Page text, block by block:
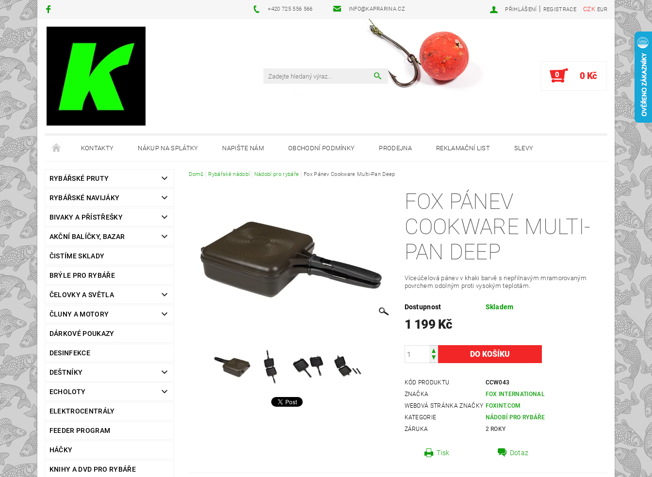
+420 725 556 566 INFO@KAPRARINA.CZ CZK EUR
PŘIHLÁŠENÍ | REGISTRACE
0 0 Kč
KONTAKTY NÁKUP NA SPLÁTKY NAPIŠTE NÁM OBCHODNÍ PODMÍNKY PRODEJNA REKLAMAČNÍ LIST SLEVY
RYBÁŘSKÉ PRUTY
RYBÁŘSKÉ NAVIJÁKY
BIVAKY A PŘÍSTŘEŠKY
AKČNÍ BALÍČKY, BAZAR
ČISTÍME SKLADY
BRÝLE PRO RYBÁŘE
ČELOVKY A SVĚTLA
ČLUNY A MOTORY
DÁRKOVÉ POUKAZY
DESINFEKCE
DEŠTNÍKY
ECHOLOTY
ELEKTROCENTRÁLY
FEEDER PROGRAM
HÁČKY
KNIHY A DVD PRO RYBÁŘE
Domů Rybářské nádobí Nádobí pro rybáře Fox Pánev Cookware Multi-Pan Deep
FOX PÁNEV
COOKWARE MULTI-
PAN DEEP
Víceúčelová pánev v khaki barvě s nepřilnavým mramorovaným
povrchem odolným proti vysokým teplotám.
Dostupnost Skladem
1 199 Kč
KÓD PRODUKTU
CCW043
ZNAČKA
FOX INTERNATIONAL
WEBOVÁ STRÁNKA ZNAČKY FOXINT.COM
KATEGORIE
NÁDOBÍ PRO RYBÁŘE
ZÁRUKA
2 ROKY
Tisk Dotaz